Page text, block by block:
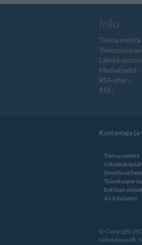
Info
Tietoa meistä
Lähetä
Mediatiedot
RSS-ohje
RSS
Kustantaja
Tietoa meistä
Ilmoita
Eettiset ohjeet
AI-käytäntö
© Copyright
Viihdetaivas®,